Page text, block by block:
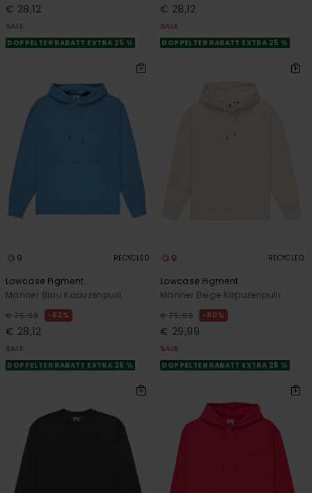
€ 28,12
SALE
DOPPELTER RABATT EXTRA 25 %
€ 28,12
SALE
DOPPELTER RABATT EXTRA 25 %
9 RECYCLED
Lowcase Pigment
Männer Blau Kapuzenpulli
€ 75,00 63%
€ 28,12
SALE
DOPPELTER RABATT EXTRA 25 %
9 RECYCLED
Lowcase Pigment
Männer Beige Kapuzenpulli
€ 75,00 60%
€ 29,99
SALE
DOPPELTER RABATT EXTRA 25 %